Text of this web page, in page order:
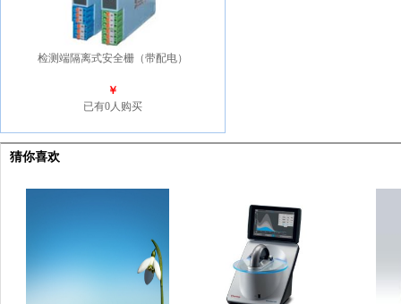
检测端隔离式安全栅（带配电）
￥
已有0人购买
猜你喜欢